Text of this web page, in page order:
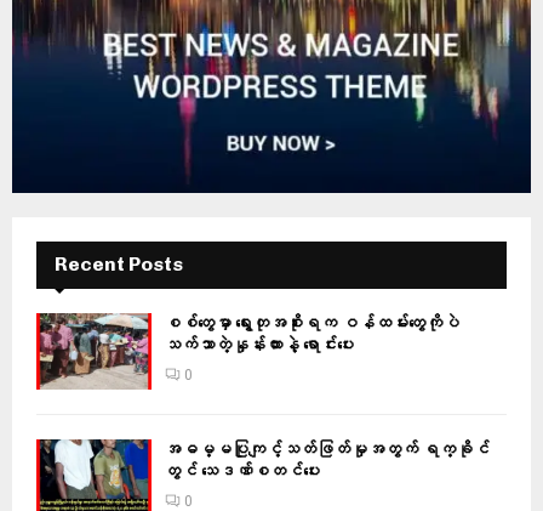
Recent Posts
စစ်တွေမှာ ရွေးတုအစိုးရက ဝန်ထမ်းတွေကိုပဲ
သက်သာတဲ့နှုန်းထားနဲ့ ရောင်းပေး
0
အဓမ္မပြုကျင့်သတ်ဖြတ်မှုအတွက် ရက္ခိုင်
တွင် သေဒဏ်စတင်ပေး
0